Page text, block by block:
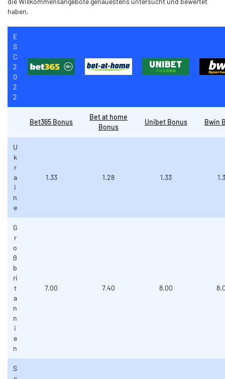
haben.
E
S
C
2
0
2
2
Bet365 Bonus
Bet at home
Bonus
Unibet Bonus Bwin
U
k
r
a
i
n
e
1.33 1.28 1.33
G
r
o
ß
b
ri
t
a
n
n
i
e
n
7.00 7.40 8.00
S